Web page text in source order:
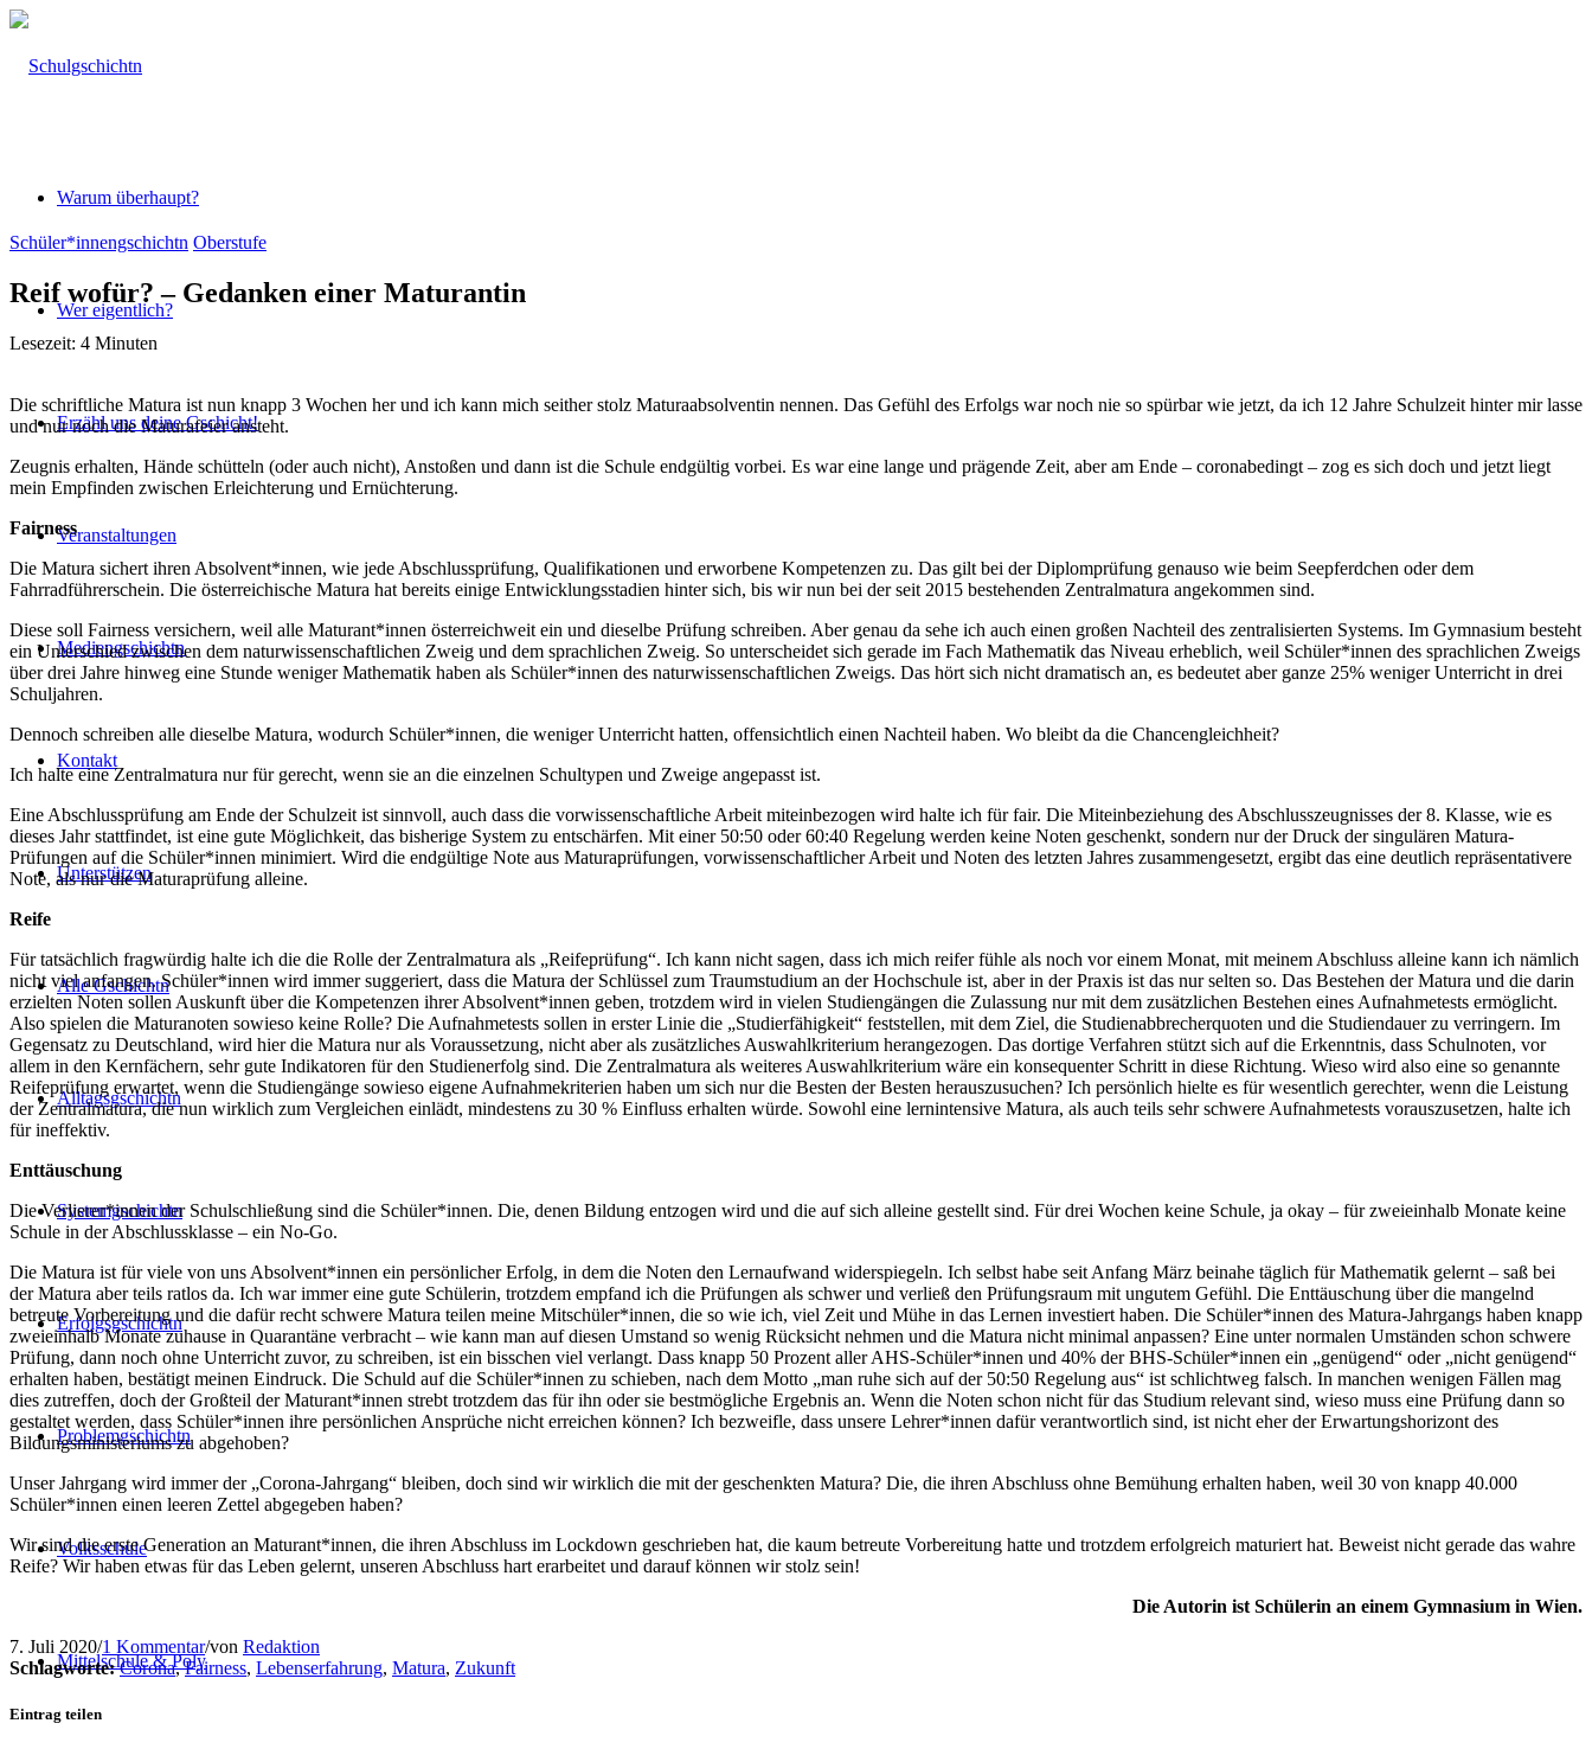
Warum überhaupt?
Wer eigentlich?
Erzähl uns deine Gschicht!
Veranstaltungen
Mediengschichtn
Kontakt
Unterstützen
Alle Gschichtn
Alltagsgschichtn
Systemgschichtn
Erfolgsgschichtn
Problemgschichtn
Volksschule
Mittelschule & Poly
Schüler*innengschichtn Oberstufe
Reif wofür? – Gedanken einer Maturantin
Lesezeit: 4 Minuten
Die schriftliche Matura ist nun knapp 3 Wochen her und ich kann mich seither stolz Maturaabsolventin nennen. Das Gefühl des Erfolgs war noch nie so spürbar wie jetzt, da ich 12 Jahre Schulzeit hinter mir lasse
und nur noch die Maturafeier ansteht.
Zeugnis erhalten, Hände schütteln (oder auch nicht), Anstoßen und dann ist die Schule endgültig vorbei. Es war eine lange und prägende Zeit, aber am Ende – coronabedingt – zog es sich doch und jetzt liegt
mein Empfinden zwischen Erleichterung und Ernüchterung.
Fairness
Die Matura sichert ihren Absolvent*innen, wie jede Abschlussprüfung, Qualifikationen und erworbene Kompetenzen zu. Das gilt bei der Diplomprüfung genauso wie beim Seepferdchen oder dem
Fahrradführerschein. Die österreichische Matura hat bereits einige Entwicklungsstadien hinter sich, bis wir nun bei der seit 2015 bestehenden Zentralmatura angekommen sind.
Diese soll Fairness versichern, weil alle Maturant*innen österreichweit ein und dieselbe Prüfung schreiben. Aber genau da sehe ich auch einen großen Nachteil des zentralisierten Systems. Im Gymnasium besteht
ein Unterschied zwischen dem naturwissenschaftlichen Zweig und dem sprachlichen Zweig. So unterscheidet sich gerade im Fach Mathematik das Niveau erheblich, weil Schüler*innen des sprachlichen Zweigs
über drei Jahre hinweg eine Stunde weniger Mathematik haben als Schüler*innen des naturwissenschaftlichen Zweigs. Das hört sich nicht dramatisch an, es bedeutet aber ganze 25% weniger Unterricht in drei
Schuljahren.
Dennoch schreiben alle dieselbe Matura, wodurch Schüler*innen, die weniger Unterricht hatten, offensichtlich einen Nachteil haben. Wo bleibt da die Chancengleichheit?
Ich halte eine Zentralmatura nur für gerecht, wenn sie an die einzelnen Schultypen und Zweige angepasst ist.
Eine Abschlussprüfung am Ende der Schulzeit ist sinnvoll, auch dass die vorwissenschaftliche Arbeit miteinbezogen wird halte ich für fair. Die Miteinbeziehung des Abschlusszeugnisses der 8. Klasse, wie es
dieses Jahr stattfindet, ist eine gute Möglichkeit, das bisherige System zu entschärfen. Mit einer 50:50 oder 60:40 Regelung werden keine Noten geschenkt, sondern nur der Druck der singulären Matura-
Prüfungen auf die Schüler*innen minimiert. Wird die endgültige Note aus Maturaprüfungen, vorwissenschaftlicher Arbeit und Noten des letzten Jahres zusammengesetzt, ergibt das eine deutlich repräsentativere
Note, als nur die Maturaprüfung alleine.
Reife
Für tatsächlich fragwürdig halte ich die die Rolle der Zentralmatura als „Reifeprüfung“. Ich kann nicht sagen, dass ich mich reifer fühle als noch vor einem Monat, mit meinem Abschluss alleine kann ich nämlich
nicht viel anfangen. Schüler*innen wird immer suggeriert, dass die Matura der Schlüssel zum Traumstudium an der Hochschule ist, aber in der Praxis ist das nur selten so. Das Bestehen der Matura und die darin
erzielten Noten sollen Auskunft über die Kompetenzen ihrer Absolvent*innen geben, trotzdem wird in vielen Studiengängen die Zulassung nur mit dem zusätzlichen Bestehen eines Aufnahmetests ermöglicht.
Also spielen die Maturanoten sowieso keine Rolle? Die Aufnahmetests sollen in erster Linie die „Studierfähigkeit“ feststellen, mit dem Ziel, die Studienabbrecherquoten und die Studiendauer zu verringern. Im
Gegensatz zu Deutschland, wird hier die Matura nur als Voraussetzung, nicht aber als zusätzliches Auswahlkriterium herangezogen. Das dortige Verfahren stützt sich auf die Erkenntnis, dass Schulnoten, vor
allem in den Kernfächern, sehr gute Indikatoren für den Studienerfolg sind. Die Zentralmatura als weiteres Auswahlkriterium wäre ein konsequenter Schritt in diese Richtung. Wieso wird also eine so genannte
Reifeprüfung erwartet, wenn die Studiengänge sowieso eigene Aufnahmekriterien haben um sich nur die Besten der Besten herauszusuchen? Ich persönlich hielte es für wesentlich gerechter, wenn die Leistung
der Zentralmatura, die nun wirklich zum Vergleichen einlädt, mindestens zu 30 % Einfluss erhalten würde. Sowohl eine lernintensive Matura, als auch teils sehr schwere Aufnahmetests vorauszusetzen, halte ich
für ineffektiv.
Enttäuschung
Die Verlierer*innen der Schulschließung sind die Schüler*innen. Die, denen Bildung entzogen wird und die auf sich alleine gestellt sind. Für drei Wochen keine Schule, ja okay – für zweieinhalb Monate keine
Schule in der Abschlussklasse – ein No-Go.
Die Matura ist für viele von uns Absolvent*innen ein persönlicher Erfolg, in dem die Noten den Lernaufwand widerspiegeln. Ich selbst habe seit Anfang März beinahe täglich für Mathematik gelernt – saß bei
der Matura aber teils ratlos da. Ich war immer eine gute Schülerin, trotzdem empfand ich die Prüfungen als schwer und verließ den Prüfungsraum mit ungutem Gefühl. Die Enttäuschung über die mangelnd
betreute Vorbereitung und die dafür recht schwere Matura teilen meine Mitschüler*innen, die so wie ich, viel Zeit und Mühe in das Lernen investiert haben. Die Schüler*innen des Matura-Jahrgangs haben knapp
zweieinhalb Monate zuhause in Quarantäne verbracht – wie kann man auf diesen Umstand so wenig Rücksicht nehmen und die Matura nicht minimal anpassen? Eine unter normalen Umständen schon schwere
Prüfung, dann noch ohne Unterricht zuvor, zu schreiben, ist ein bisschen viel verlangt. Dass knapp 50 Prozent aller AHS-Schüler*innen und 40% der BHS-Schüler*innen ein „genügend“ oder „nicht genügend“
erhalten haben, bestätigt meinen Eindruck. Die Schuld auf die Schüler*innen zu schieben, nach dem Motto „man ruhe sich auf der 50:50 Regelung aus“ ist schlichtweg falsch. In manchen wenigen Fällen mag
dies zutreffen, doch der Großteil der Maturant*innen strebt trotzdem das für ihn oder sie bestmögliche Ergebnis an. Wenn die Noten schon nicht für das Studium relevant sind, wieso muss eine Prüfung dann so
gestaltet werden, dass Schüler*innen ihre persönlichen Ansprüche nicht erreichen können? Ich bezweifle, dass unsere Lehrer*innen dafür verantwortlich sind, ist nicht eher der Erwartungshorizont des
Bildungsministeriums zu abgehoben?
Unser Jahrgang wird immer der „Corona-Jahrgang“ bleiben, doch sind wir wirklich die mit der geschenkten Matura? Die, die ihren Abschluss ohne Bemühung erhalten haben, weil 30 von knapp 40.000
Schüler*innen einen leeren Zettel abgegeben haben?
Wir sind die erste Generation an Maturant*innen, die ihren Abschluss im Lockdown geschrieben hat, die kaum betreute Vorbereitung hatte und trotzdem erfolgreich maturiert hat. Beweist nicht gerade das wahre
Reife? Wir haben etwas für das Leben gelernt, unseren Abschluss hart erarbeitet und darauf können wir stolz sein!
Die Autorin ist Schülerin an einem Gymnasium in Wien.
7. Juli 2020/1 Kommentar/von Redaktion
Schlagworte: Corona,Fairness, Lebenserfahrung, Matura, Zukunft
Eintrag teilen